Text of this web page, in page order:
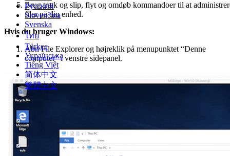
Русский
Slovenčina
Svenska
ไทย
Türkçe
Українська
Tiếng Việt
简体中文
繁體中文
Brug træk og slip, flyt og omdøb kommandoer til at
filer på din enhed.
Hvis du bruger Windows:
Åbn File Explorer og højreklik på menupunktet “Denne
computer” i venstre sidepanel.